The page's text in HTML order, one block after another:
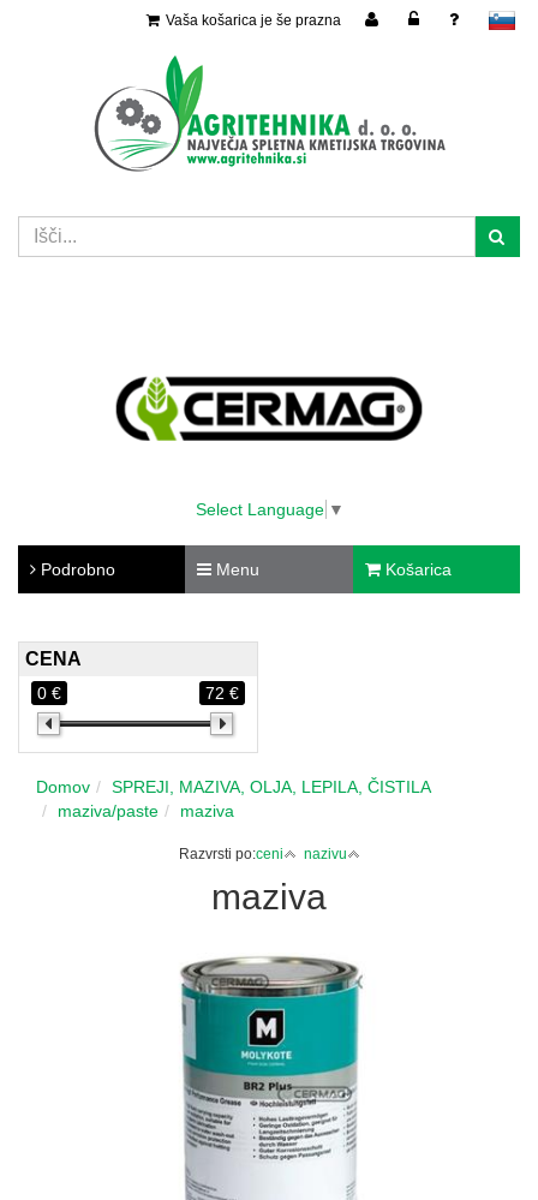
slovensko
Vaša košarica je še prazna
Select Language ▼
Podrobno Menu Košarica
CENA
0 € 72 €
Domov
SPREJI, MAZIVA, OLJA, LEPILA, ČISTILA
maziva/paste
maziva
Razvrsti po:ceni nazivu
maziva